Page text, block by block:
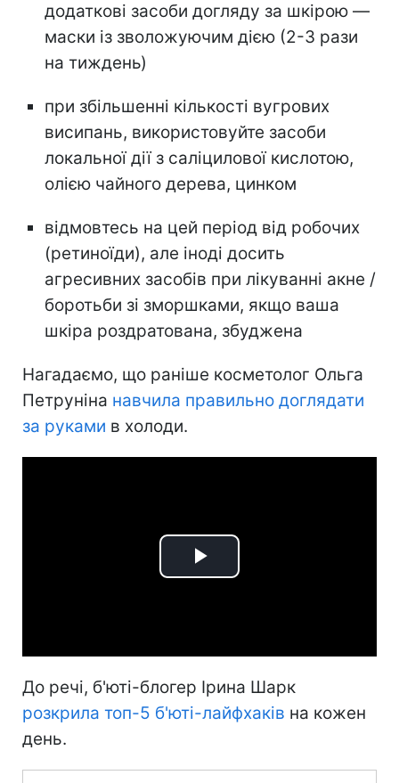
додаткові засоби догляду за шкірою —
маски із зволожуючим дією (2-3 рази
на тиждень)
при збільшенні кількості вугрових
висипань, використовуйте засоби
локальної дії з саліцилової кислотою,
олією чайного дерева, цинком
відмовтесь на цей період від робочих
(ретиноїди), але іноді досить
агресивних засобів при лікуванні акне /
боротьби зі зморшками, якщо ваша
шкіра роздратована, збуджена
Нагадаємо, що раніше косметолог Ольга
Петруніна навчила правильно доглядати
за руками в холоди.
Play
До речі, б'юті-блогер Ірина Шарк
розкрила топ-5 б'юті-лайфхаків на кожен
день.